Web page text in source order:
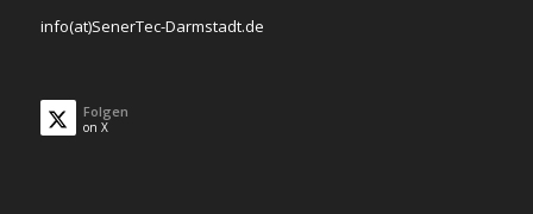
info(at)SenerTec-Darmstadt.de
Folgen
on X